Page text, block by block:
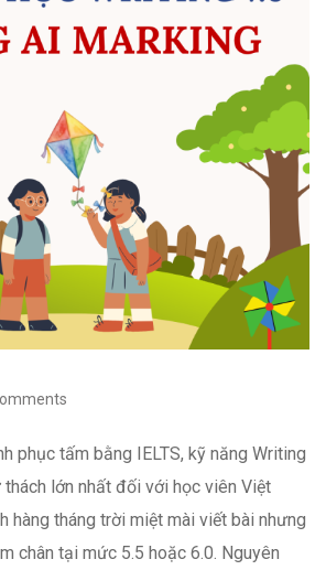
phục tấm bằng IELTS, kỹ năng Writing
lớn nhất đối với học viên Việt
hàng tháng trời miệt mài viết bài nhưng
chân tại mức 5.5 hoặc 6.0. Nguyên